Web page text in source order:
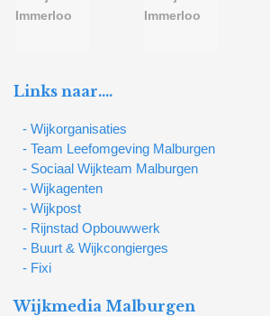
Links naar….
- Wijkorganisaties
- Team Leefomgeving Malburgen
- Sociaal Wijkteam Malburgen
- Wijkagenten
- Wijkpost
- Rijnstad Opbouwwerk
- Buurt & Wijkcongierges
- Fixi
Wijkmedia Malburgen